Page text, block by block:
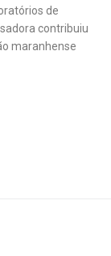
de
contribuiu
maranhense